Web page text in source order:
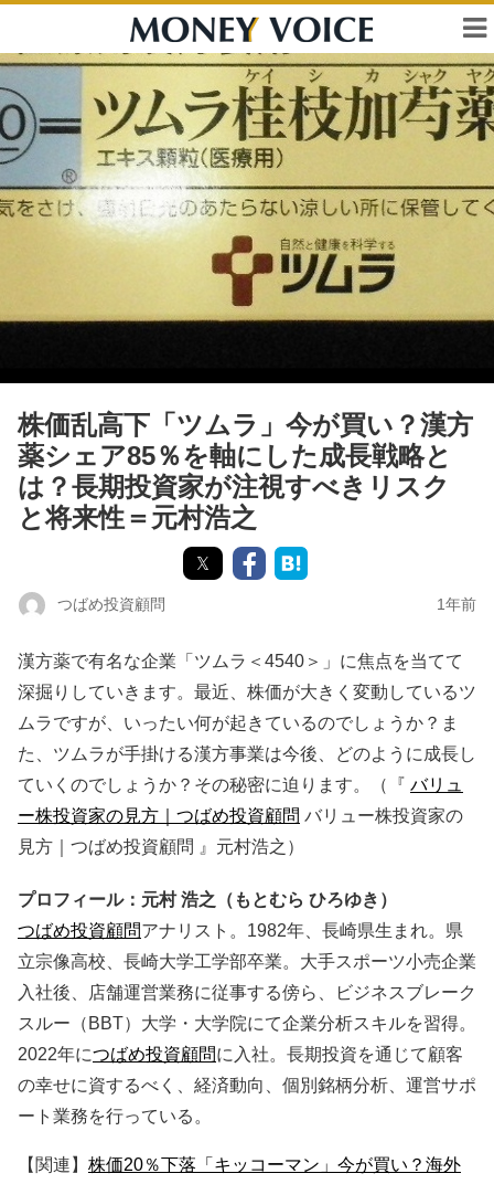
株価乱高下「ツムラ」今が買い？漢方
薬シェア85％を軸にした成長戦略と
は？長期投資家が注視すべきリスク
と将来性＝元村浩之
つばめ投資顧問 1年前
漢方薬で有名な企業「ツムラ＜4540＞」に焦点を当てて
深掘りしていきます。最近、株価が大きく変動しているツ
ムラですが、いったい何が起きているのでしょうか？ま
た、ツムラが手掛ける漢方事業は今後、どのように成長し
ていくのでしょうか？その秘密に迫ります。（『 バリュ
ー株投資家の見方｜つばめ投資顧問 バリュー株投資家の
見方｜つばめ投資顧問 』元村浩之）
プロフィール：元村 浩之（もとむら ひろゆき）
つばめ投資顧問アナリスト。1982年、長崎県生まれ。県
立宗像高校、長崎大学工学部卒業。大手スポーツ小売企業
入社後、店舗運営業務に従事する傍ら、ビジネスブレーク
スルー（BBT）大学・大学院にて企業分析スキルを習得。
2022年につばめ投資顧問に入社。長期投資を通じて顧客
の幸せに資するべく、経済動向、個別銘柄分析、運営サポ
ート業務を行っている。
【関連】 株価20％下落「キッコーマン」今が買い？海外